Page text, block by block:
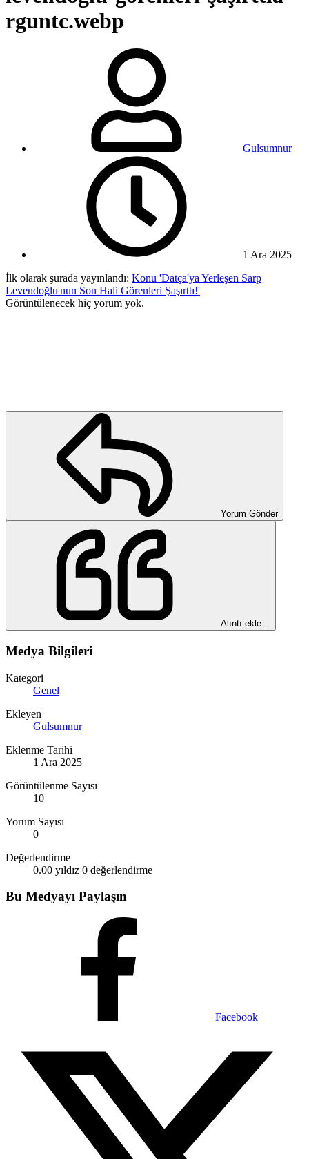
rguntc.webp
Gulsumnur
1 Ara 2025
İlk olarak şurada yayınlandı: Konu 'Datça'ya Yerleşen Sarp
Levendoğlu'nun Son Hali Görenleri Şaşırttı!'
Görüntülenecek hiç yorum yok.
Yorum Gönder
Alıntı ekle…
Medya Bilgileri
Kategori
Genel
Ekleyen
Gulsumnur
Eklenme Tarihi
1 Ara 2025
Görüntülenme Sayısı
10
Yorum Sayısı
0
Değerlendirme
0.00 yıldız 0 değerlendirme
Bu Medyayı Paylaşın
Facebook